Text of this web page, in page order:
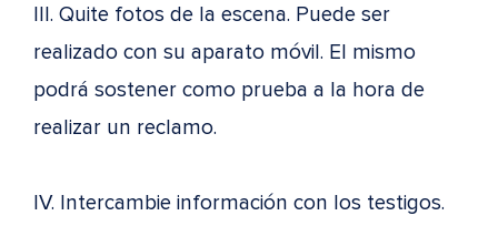
III. Quite fotos de la escena. Puede ser
realizado con su aparato móvil. El mismo
podrá sostener como prueba a la hora de
realizar un reclamo.
IV. Intercambie información con los testigos.